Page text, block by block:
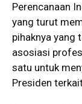
Perencanaan
yang turut
pihaknya yang
asosiasi
satu untuk
Presiden